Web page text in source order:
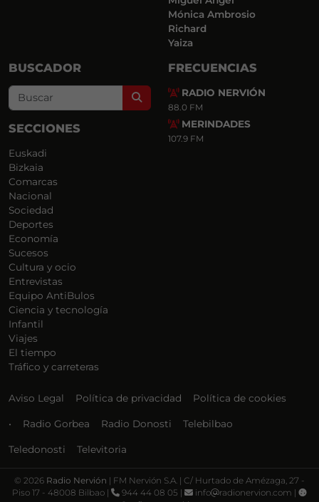
Mónica Ambrosio
Richard
Yaiza
BUSCADOR
Search
SECCIONES
Euskadi
Bizkaia
Comarcas
Nacional
Sociedad
Deportes
Economía
Sucesos
Cultura y ocio
Entrevistas
Equipo AntiBulos
Ciencia y tecnología
Infantil
Viajes
El tiempo
Tráfico y carreteras
FRECUENCIAS
RADIO NERVIÓN
88.0 FM
MERINDADES
107.9 FM
Aviso Legal Política de privacidad Política de cookies
• Radio Gorbea Radio Donosti Telebilbao
Teledonosti Televitoria
© 2026 Radio Nervión | FM Nervión S.A. | C/ Hurtado de Amézaga, 27 -
Piso 17 - 48008 Bilbao |
944 44 08 05 | info
radionervion.com |